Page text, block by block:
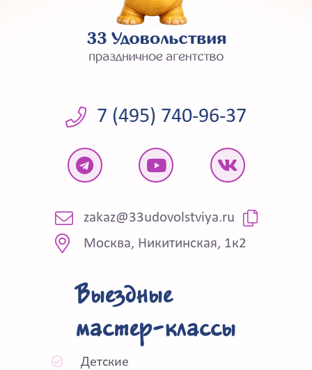
7 (495) 740-96-37
zakaz@33udovolstviya.ru
Москва, Никитинская, 1к2
Выездные
мастер-классы
Детские